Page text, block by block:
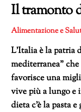
Il tramonto
Alimentazione e
L’Italia è la patria
mediterranea”
favorisce una
vive più a lungo e
dieta c’è la pasta